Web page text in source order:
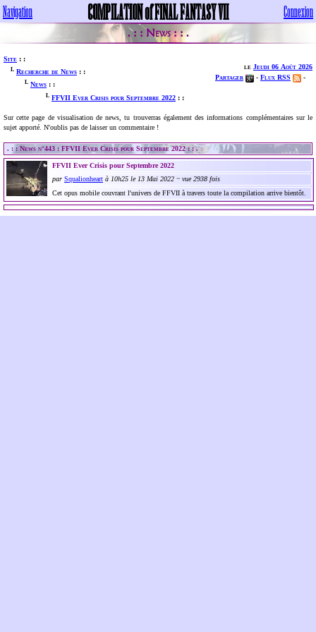
Navigation Connexion
COMPILATION of FINAL FANTASY VII
. : :News: : .
Site : :
L Recherche de News : :
L News : :
le Jeudi 06 Août 2026
Partager
- Flux RSS -
L FFVII Ever Crisis pour Septembre 2022 : :
Sur cette page de visualisation de news, tu trouverras également des informations complémentaires sur le
sujet apporté. N'oublis pas de laisser un commentaire !
. : : News n°443 : FFVII Ever Crisis pour Septembre 2022 : : .
FFVII Ever Crisis pour Septembre 2022
par Squalionheart à 10h25 le 13 Mai 2022 ~ vue 2938 fois
Cet opus mobile couvrant l'univers de FFVII à travers toute la compilation arrive bientôt.